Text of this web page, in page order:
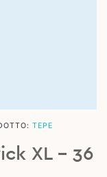
TEPE
XL – 36